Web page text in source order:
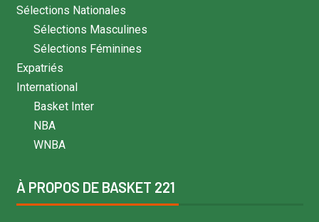
Sélections Nationales
Sélections Masculines
Sélections Féminines
Expatriés
International
Basket Inter
NBA
WNBA
À PROPOS DE BASKET 221